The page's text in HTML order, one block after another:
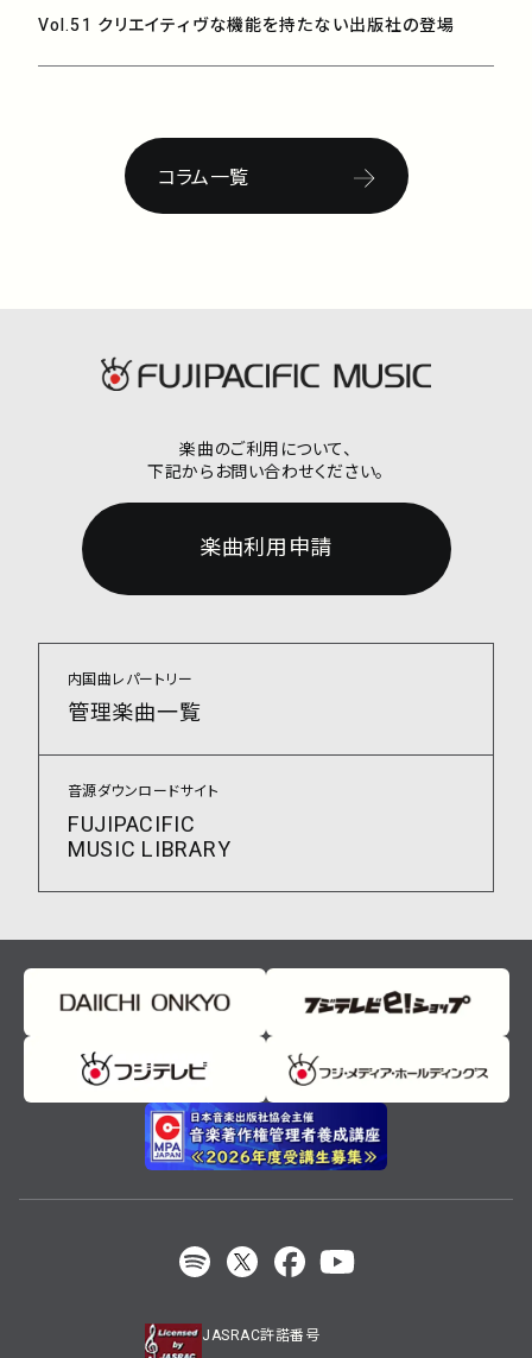
Vol.51 クリエイティヴな機能を持たない出版社の登場
コラム一覧
楽曲のご利用について、
下記からお問い合わせください。
楽曲利用申請
内国曲レパートリー
管理楽曲一覧
音源ダウンロードサイト
FUJIPACIFIC
MUSIC LIBRARY
JASRAC許諾番号